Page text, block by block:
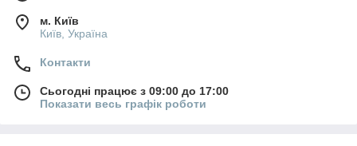
м. Київ
Київ, Україна
Контакти
Сьогодні працює з 09:00 до 17:00
Показати весь графік роботи